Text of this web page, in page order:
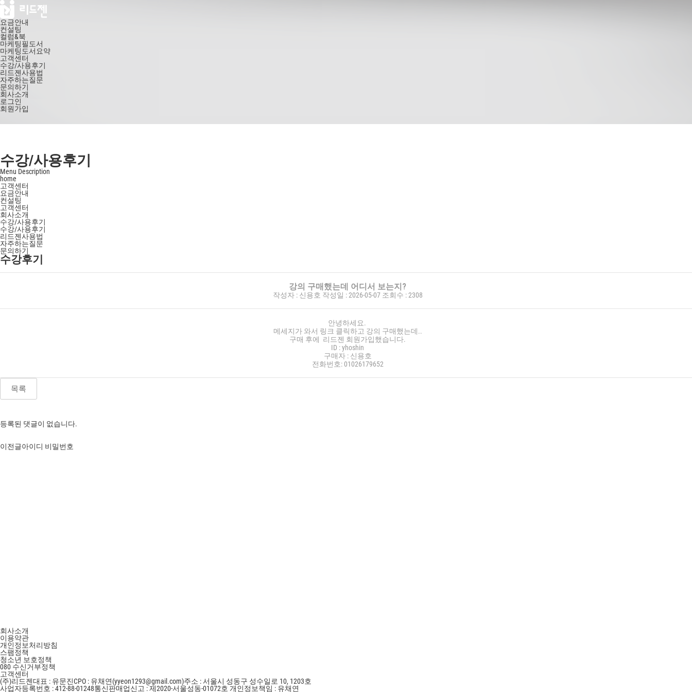
요금안내
컨설팅
컬럼&북
마케팅필도서
마케팅도서요약
고객센터
수강/사용후기
리드젠사용법
자주하는질문
문의하기
회사소개
로그인
회원가입
수강/사용후기
Menu Description
home
고객센터
요금안내
컨설팅
고객센터
회사소개
수강/사용후기
수강/사용후기
리드젠사용법
자주하는질문
문의하기
수강후기
강의 구매했는데 어디서 보는지?
작성자 : 신용호 작성일 :2026-05-07 조회수 :2308
안녕하세요.
메세지가 와서 링크 클릭하고 강의 구매했는데..
구매 후에 리드젠 회원가입했습니다.
ID : yhoshin
구매자 : 신용호
전화번호: 01026179652
목록
등록된 댓글이 없습니다.
이전글아이디 비밀번호
회사소개
이용약관
개인정보처리방침
스팸정책
청소년 보호정책
080 수신거부정책
고객센터
(주)리드젠대표 : 유문진CPO : 유채연(yyeon1293@gmail.com)주소 : 서울시 성동구 성수일로 10, 1203호
사업자등록번호 : 412-88-01248통신판매업신고 : 제2020-서울성동-01072호 개인정보책임 : 유채연